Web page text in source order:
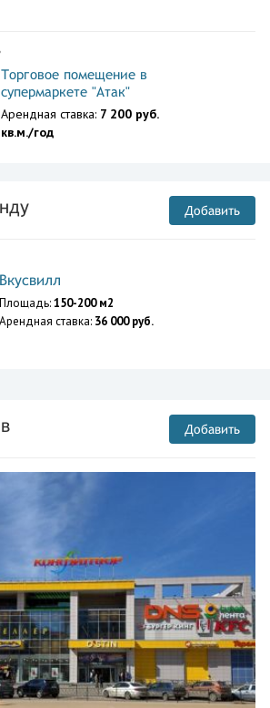
Торговое помещение в
супермаркете "Атак"
Арендная ставка: 7 200 руб.
кв.м./год
Добавить
Вкусвилл
Площадь:150-200 м2
Арендная ставка: 36 000 руб.
Добавить